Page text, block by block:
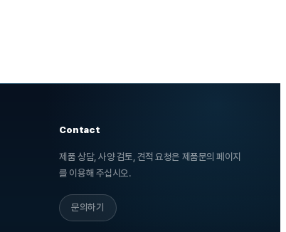
Contact
제품 상담, 사양 검토, 견적 요청은 제품문의 페이지
를 이용해 주십시오.
문의하기